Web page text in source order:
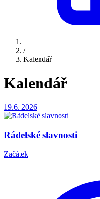
/
Kalendář
Kalendář
19.6. 2026
Rádelské slavnosti
Začátek